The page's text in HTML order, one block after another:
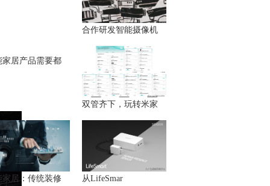
合作研发智能摄像机
家居产品需要都
双管齐下，玩转米家
家居：传统装修 从LifeSmar